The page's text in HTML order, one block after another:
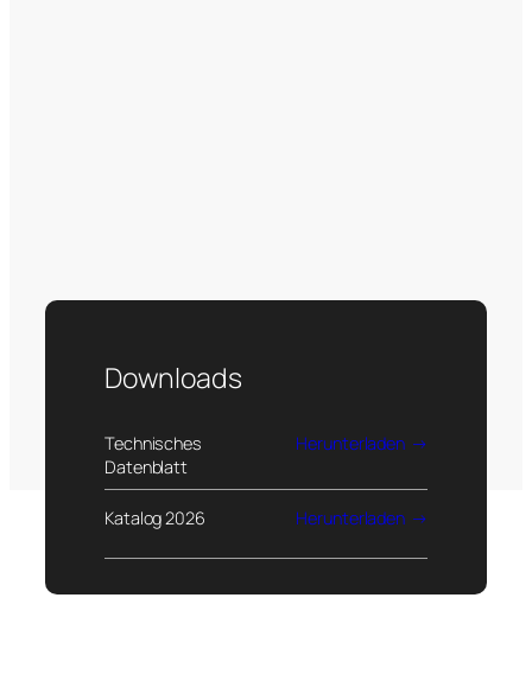
Downloads
Technisches
Datenblatt
Herunterladen
Katalog 2026 Herunterladen